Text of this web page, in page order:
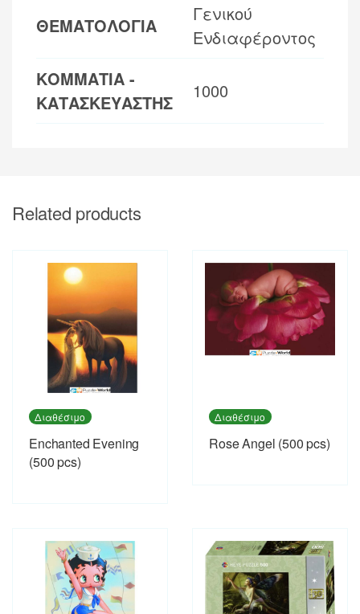
ΘΕΜΑΤΟΛΟΓΙΑ
Γενικού
Ενδιαφέροντος
ΚΟΜΜΑΤΙΑ -
ΚΑΤΑΣΚΕΥΑΣΤΗΣ
1000
Related products
Διαθέσιμο
Enchanted Evening
(500 pcs)
Διαθέσιμο
Rose Angel (500 pcs)